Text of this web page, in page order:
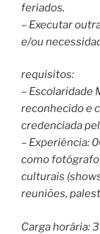
feriados.
– Executar
e/ou
requisitos:
– Escolaridade
reconhecido e
credenciada
– Experiência:
como
culturais
reuniões,
Carga horária: